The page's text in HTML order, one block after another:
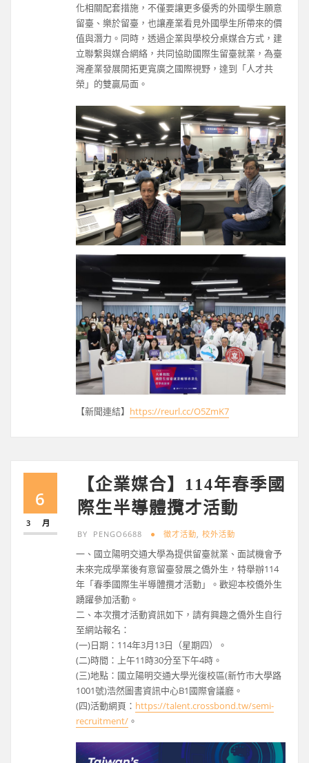
化相關配套措施，不僅要讓更多優秀的外國學生願意
留臺、樂於留臺，也讓產業看見外國學生所帶來的價
值與潛力。同時，透過企業與學校分桌媒合方式，建
立聯繫與媒合網絡，共同協助國際生留臺就業，為臺
灣產業發展開拓更寬廣之國際視野，達到「人才共
榮」的雙贏局面。
【新聞連結】 https://reurl.cc/O5ZmK7
6
3 月
【企業媒合】114年春季國
際生半導體攬才活動
BY PENGO6688 徵才活動 校外活動
一、國立陽明交通大學為提供留臺就業、面試機會予
未來完成學業後有意留臺發展之僑外生，特舉辦114
年「春季國際生半導體攬才活動」。歡迎本校僑外生
踴躍參加活動。
二、本次攬才活動資訊如下，請有興趣之僑外生自行
至網站報名：
(一)日期：114年3月13日（星期四）。
(二)時間：上午11時30分至下午4時。
(三)地點：國立陽明交通大學光復校區(新竹市大學路
1001號)浩然圖書資訊中心B1國際會議廳。
(四)活動網頁： https://talent.crossbond.tw/semi-
recruitment/ 。